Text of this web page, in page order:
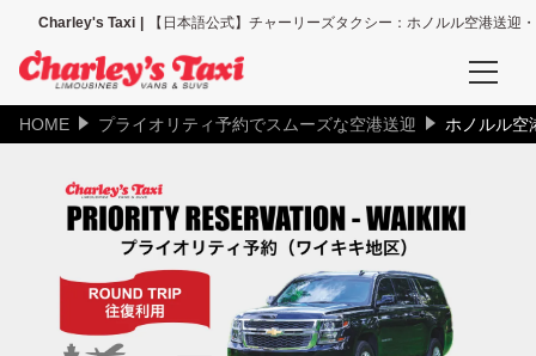
Charley's Taxi 【日本語公式】チャーリーズタクシー：ホノルル空港送迎
予約確認
タクシー配車の予約確認
空港送迎予約
ホノルル空港送迎（全て）
HOME プライオリティ予約でスムーズな空港送迎 ホノルル空